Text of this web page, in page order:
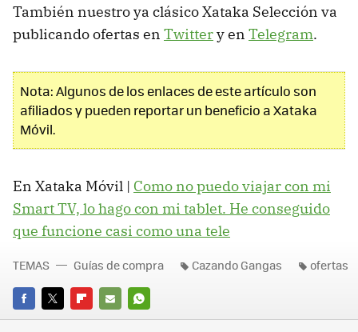
También nuestro ya clásico Xataka Selección va
publicando ofertas en Twittery en Telegram.
Nota: Algunos de los enlaces de este artículo son
afiliados y pueden reportar un beneficio a Xataka
Móvil.
En Xataka Móvil | Como no puedo viajar con mi
Smart TV, lo hago con mi tablet. He conseguido
que funcione casi como una tele
FACEBOOK
TWITTERFLIPBOARD
E-
WHATSAPP
TEMAS Guías de compra Cazando Gangas ofertas